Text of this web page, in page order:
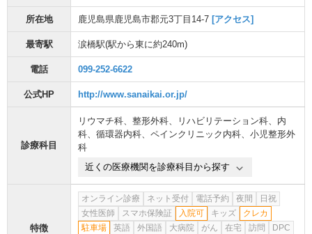
所在地 鹿児島県鹿児島市郡元3丁目14-7 [アクセス]
最寄駅 涙橋駅(駅から東に約240m)
電話 099-252-6622
公式HP http://www.sanaikai.or.jp/
診療科目
リウマチ科、 整形外科、 リハビリテーション科、 内
科、 循環器内科、 ペインクリニック内科、 小児整形外
科
近くの医療機関を診療科目から探す
特徴
オンライン診療 ネット受付 電話予約 夜間
日祝
女性医師
スマホ保険証 入院可 キッズ
クレカ
駐車場
英語 外国語 大病院 がん 在宅 訪問
DPC